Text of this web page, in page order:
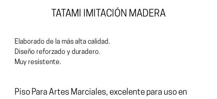
TATAMI IMITACIÓN MADERA
Elaborado de la más alta calidad.
Diseño reforzado y duradero.
Muy resistente.
Piso Para Artes Marciales, excelente para uso en